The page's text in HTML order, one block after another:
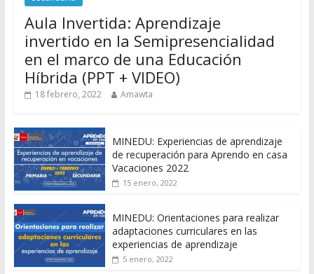
Aula Invertida: Aprendizaje
invertido en la Semipresencialidad
en el marco de una Educación
Híbrida (PPT + VIDEO)
18 febrero, 2022 Amawta
MINEDU: Experiencias de aprendizaje
de recuperación para Aprendo en casa
Vacaciones 2022
15 enero, 2022
MINEDU: Orientaciones para realizar
adaptaciones curriculares en las
experiencias de aprendizaje
5 enero, 2022